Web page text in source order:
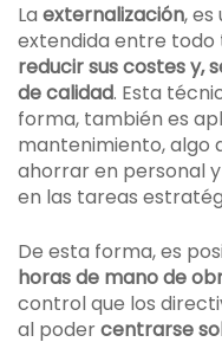
La externalización,
extendida entre todo
reducir sus costes y,
de calidad. Esta
forma, también es
mantenimiento, algo
ahorrar en personal
en las tareas
De esta forma, es
horas de mano de
control que los
al podercentrarse